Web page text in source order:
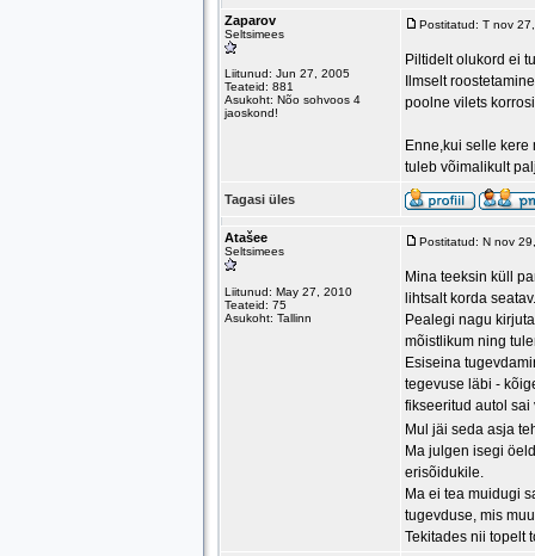
Zaparov
Seltsimees
Liitunud: Jun 27, 2005
Teateid: 881
Asukoht: Nõo sohvoos 4
jaoskond!
Postitatud: T nov
Piltidelt olukord ei
Ilmselt
poolne vilets
Enne,kui selle
tuleb võimalikult
Tagasi üles
Atašee
Seltsimees
Liitunud: May 27, 2010
Teateid: 75
Asukoht: Tallinn
Postitatud: N nov
Mina teeksin küll
lihtsalt korda seatav.
Pealegi nagu
mõistlikum ning
Esiseina
tegevuse läbi -
fikseeritud autol
Mul jäi seda asja
Ma julgen isegi
erisõidukile.
Ma ei tea muidugi
tugevduse, mis
Tekitades nii topelt